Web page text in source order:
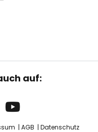
auf:
AGB
Datenschutz